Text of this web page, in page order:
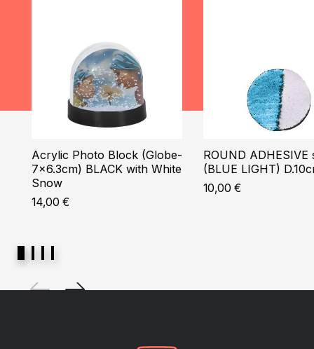
Acrylic Photo Block (Globe-
7×6.3cm) BLACK with White
Snow
14,00 €
ROUND ADHESIVE
(BLUE LIGHT)
10,00 €